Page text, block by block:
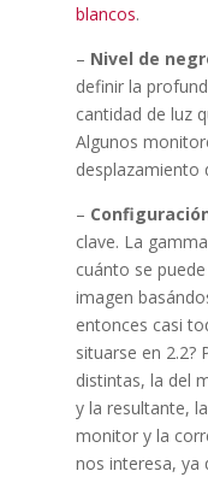
blancos.
– Nivel de
definir la
cantidad de luz
Algunos
desplazamiento
–
clave. La
cuánto se
imagen
entonces casi
situarse en 2.2?
distintas, la del
y la resultante,
monitor y la
nos interesa, ya